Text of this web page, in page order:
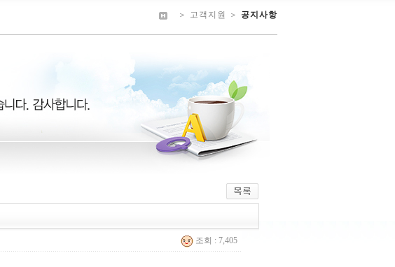
＞ 고객지원 ＞ 공지사항
조회 : 7,405